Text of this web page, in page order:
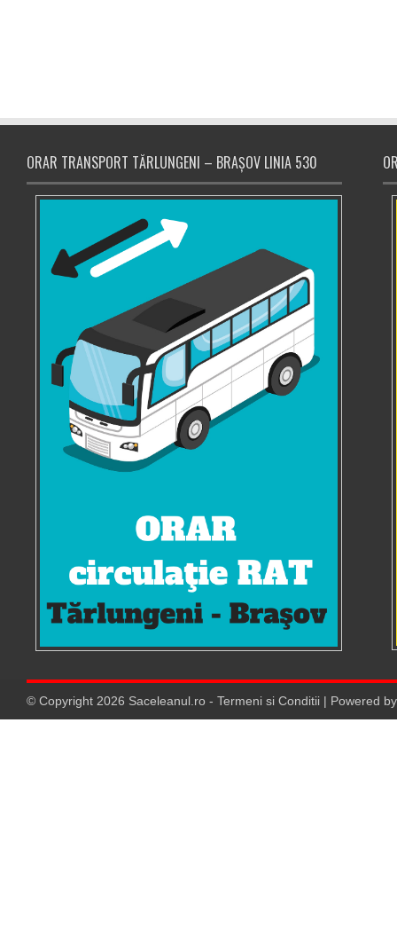
ORAR TRANSPORT TĂRLUNGENI – BRAȘOV LINIA 530
© Copyright 2026 Saceleanul.ro - Termeni si Conditii | Powered